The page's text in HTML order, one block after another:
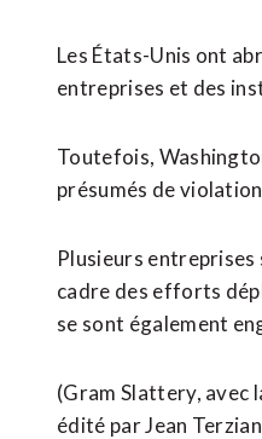
Les États-Unis ​ont
entreprises et des
Toutefois,
présumés de
Plusieurs
cadre des efforts
se sont également
(Gram Slattery, avec
édité par Jean